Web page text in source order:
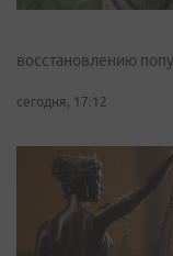
восстановлению
сегодня, 17:12